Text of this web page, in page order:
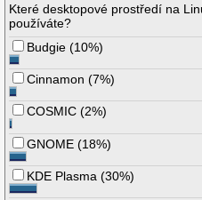
Které desktopové prostředí na
používáte?
Budgie (10%)
Cinnamon (7%)
COSMIC (2%)
GNOME (18%)
KDE Plasma (30%)